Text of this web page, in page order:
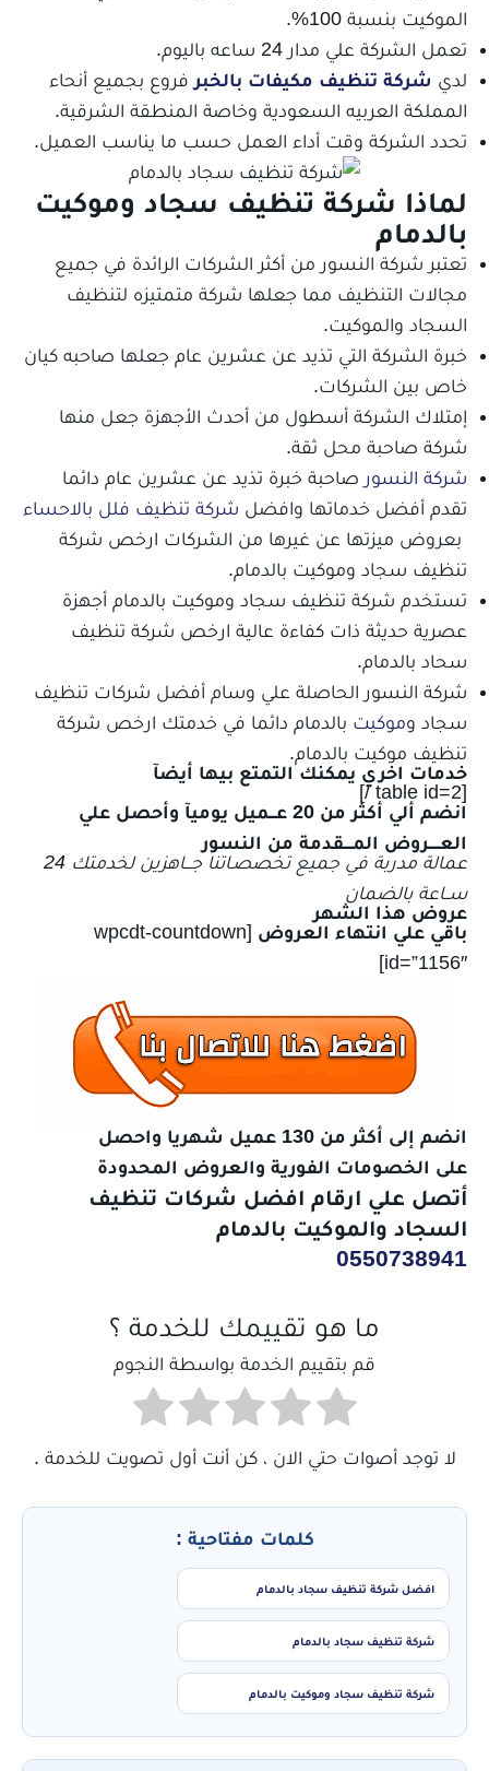
الموكيت بنسبة 100%.
تعمل الشركة علي مدار 24 ساعه باليوم.
لدي شركة تنظيف مكيفات بالخبر فروع بجميع أنحاء
المملكة العربيه السعودية وخاصة المنطقة الشرقية.
تحدد الشركة وقت أداء العمل حسب ما يناسب العميل.
لماذا شركة تنظيف سجاد وموكيت
بالدمام
تعتبر شركة النسور من أكثر الشركات الرائدة في جميع
مجالات التنظيف مما جعلها شركة متمتيزه لتنظيف
السجاد والموكيت.
خبرة الشركة التي تذيد عن عشرين عام جعلها صاحبه كيان
خاص بين الشركات.
إمتلاك الشركة أسطول من أحدث الأجهزة جعل منها
شركة صاحبة محل ثقة.
شركة النسور صاحبة خبرة تذيد عن عشرين عام دائما
تقدم أفضل خدماتها وافضل شركة تنظيف فلل بالاحساء
بعروض ميزتها عن غيرها من الشركات ارخص شركة
تنظيف سجاد وموكيت بالدمام.
تستخدم شركة تنظيف سجاد وموكيت بالدمام أجهزة
عصرية حديثة ذات كفاءة عالية ارخص شركة تنظيف
سحاد بالدمام.
شركة النسور الحاصلة علي وسام أفضل شركات تنظيف
سجاد وموكيت بالدمام دائما في خدمتك ارخص شركة
تنظيف موكيت بالدمام.
خدمات اخري يمكنك التمتع بيها أيضآ
[table id=2 /]
انضم ألي أكثر من 20 عـــميل يوميآ وأحصل علي
العـــــروض المــــقدمة من النسور
عمالة مدربة في جميع تخصصـاتنا جـــاهزين لخدمتك 24
ســاعة بالضمان
عروض هذا الشهر
باقي علي انتهاء العروض [wpcdt-countdown
id=”1156″]
انضم إلى أكثر من 130 عميل شهريا واحصل
على الخصومات الفورية والعروض المحدودة
أتصل علي ارقام افضل شركات تنظيف
السجاد والموكيت بالدمام
0550738941
ما هو تقييمك للخدمة ؟
قم بتقييم الخدمة بواسطة النجوم
لا توجد أصوات حتي الان ، كن أنت أول تصويت للخدمة .
كلمات مفتاحية :
افضل شركة تنظيف سجاد بالدمام
شركة تنظيف سجاد بالدمام
شركة تنظيف سجاد وموكيت بالدمام